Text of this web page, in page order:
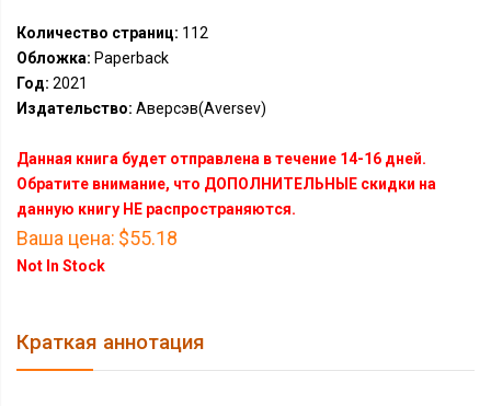
Количество страниц: 112
Обложка: Paperback
Год: 2021
Издательство: Аверсэв(Aversev)
Данная книга будет отправлена в течение 14-16 дней.
Обратите внимание, что ДОПОЛНИТЕЛЬНЫЕ скидки на
данную книгу НЕ распространяются.
Ваша цена: $55.18
Not In Stock
Краткая аннотация